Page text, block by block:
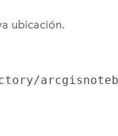
ubicación.